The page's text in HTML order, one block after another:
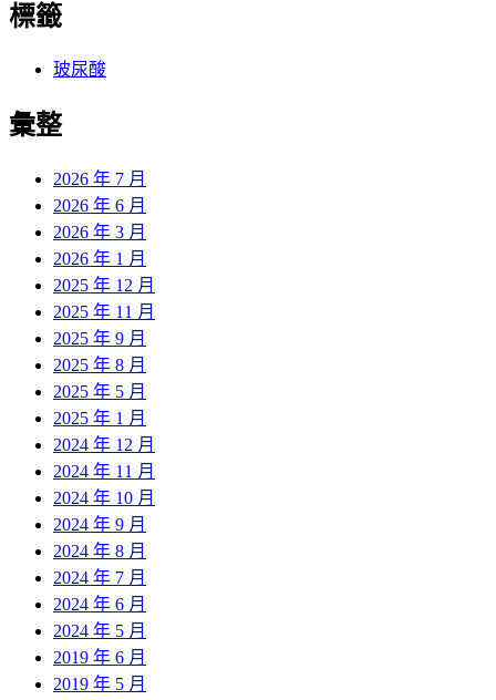
標籤
玻尿酸
彙整
2026 年 7 月
2026 年 6 月
2026 年 3 月
2026 年 1 月
2025 年 12 月
2025 年 11 月
2025 年 9 月
2025 年 8 月
2025 年 5 月
2025 年 1 月
2024 年 12 月
2024 年 11 月
2024 年 10 月
2024 年 9 月
2024 年 8 月
2024 年 7 月
2024 年 6 月
2024 年 5 月
2019 年 6 月
2019 年 5 月